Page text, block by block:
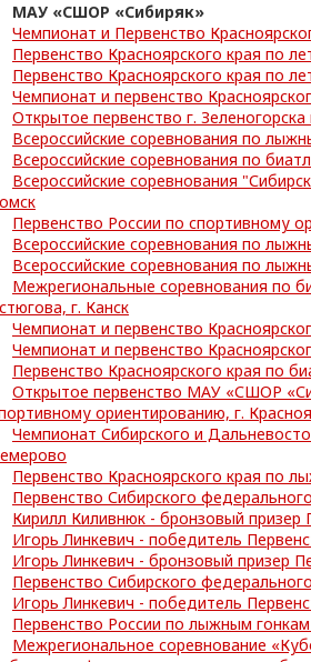
МАУ «СШОР «Сибиряк»
Чемпионат и Первенство
Первенство Красноярского края по
Первенство Красноярского края по
Чемпионат и первенство
Открытое первенство г.
Всероссийские соревнования по
Всероссийские соревнования по
Всероссийские соревнования
Первенство России по спортивному
Всероссийские соревнования по
Всероссийские соревнования по
Межрегиональные соревнования по
г. Канск
Чемпионат и первенство
Чемпионат и первенство
Первенство Красноярского края по
Открытое первенство МАУ «СШОР
ориентированию, г.
Чемпионат Сибирского и
Первенство Красноярского края по
Первенство Сибирского
Кирилл Киливнюк - бронзовый
Игорь Линкевич - победитель
Игорь Линкевич - бронзовый призер
Первенство Сибирского
Игорь Линкевич - победитель
Первенство России по лыжным
Межрегиональное соревнование